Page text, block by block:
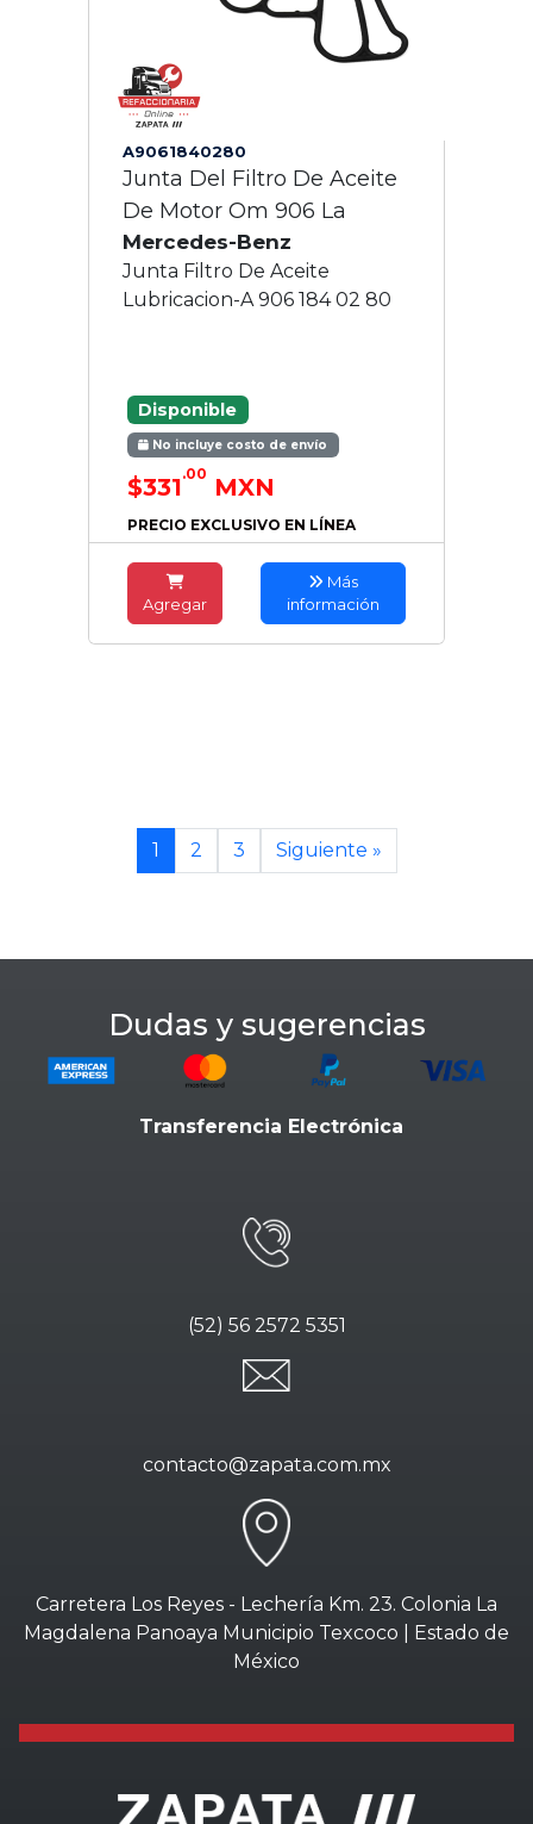
A9061840280
Junta Del Filtro De Aceite
De Motor Om 906 La
Mercedes-Benz
Junta Filtro De Aceite
Lubricacion-A 906 184 02 80
Disponible
No incluye costo de envío
$331.00 MXN
PRECIO EXCLUSIVO EN LÍNEA
Agregar
Más
información
1 2 3 Siguiente »
Dudas y sugerencias
Transferencia Electrónica
(52) 56 2572 5351
contacto@zapata.com.mx
Carretera Los Reyes - Lechería Km. 23. Colonia La
Magdalena Panoaya Municipio Texcoco | Estado de
México